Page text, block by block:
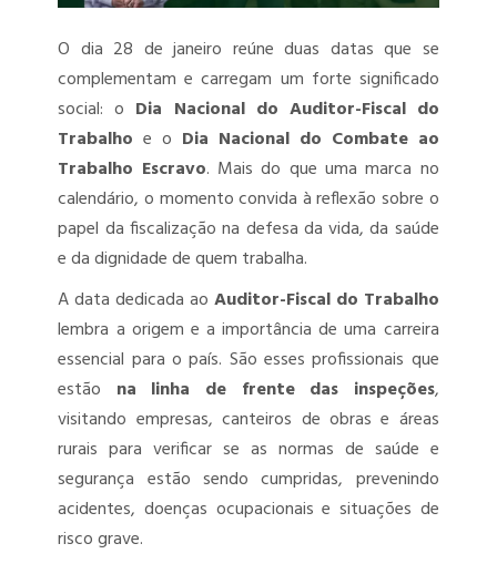
PGRSS – PROGRAMA DE GERENCIAMENTO DE RESÍDUOS DOS
PCMSO – PROGRAMA DE CONTROLE MÉDICO DE SAÚDE
OCUPACIONAL
LTCAT – LAUDO TÉCNICO DAS CONDIÇÕES AMBIENTAIS DO
LIP – LAUDO DE INSALUBRIDADE E PERICULOSIDADE
AET – ANÁLISE ERGONÔMICA DO TRABALHO
DET – DOMICÍLIO ELETRÔNICO TRABALHISTA
PERITO MÉDICO ASSISTENTE
PERITO MÉDICO JUDICIAL
O dia 28 de janeiro reúne duas datas que se
complementam e carregam um forte significado
social: o Dia Nacional do Auditor-Fiscal do
Trabalho e o Dia Nacional do Combate ao
Trabalho Escravo. Mais do que uma marca no
calendário, o momento convida à reflexão sobre o
papel da fiscalização na defesa da vida, da saúde
e da dignidade de quem trabalha.
A data dedicada ao Auditor-Fiscal do Trabalho
lembra a origem e a importância de uma carreira
essencial para o país. São esses profissionais que
estão na linha de frente das inspeções,
visitando empresas, canteiros de obras e áreas
rurais para verificar se as normas de saúde e
segurança estão sendo cumpridas, prevenindo
acidentes, doenças ocupacionais e situações de
risco grave.